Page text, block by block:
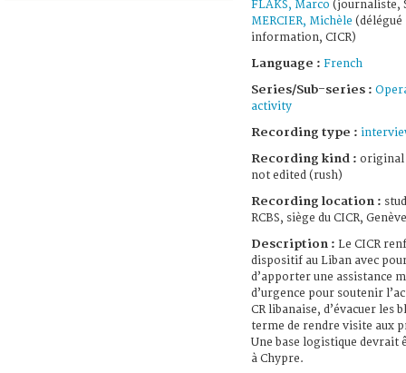
FLAKS, Marco (journaliste,
MERCIER, Michèle (délégué
information, CICR)
Language : French
Series/Sub-series :
activity
Recording type :
Recording kind : original
not edited (rush)
Recording location :
RCBS, siège du CICR,
Description : Le CICR
dispositif au Liban avec
d’apporter une assistance
d’urgence pour soutenir
CR libanaise, d’évacuer les
terme de rendre visite aux
Une base logistique devrait
à Chypre.